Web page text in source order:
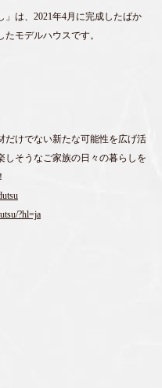
は、2021年4月に完成したばか
モデルハウスです。
だけでない新たな可能性を広げ活
しそうなご家族の日々の暮らしを
?hl=ja